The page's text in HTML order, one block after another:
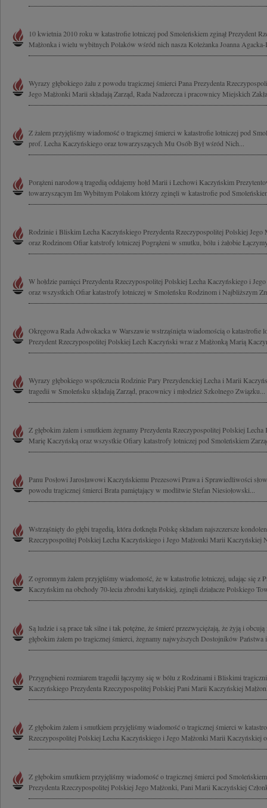
10 kwietnia 2010 roku w katastrofie lotniczej pod Smoleńskiem zginął Prezydent
Małżonka i wielu wybitnych Polaków wśród nich nasza Koleżanka Joanna Agacka-
Wyrazy głębokiego żalu z powodu tragicznej śmierci Pana Prezydenta
Jego Małżonki Marii składają Zarząd, Rada Nadzorcza i pracownicy Miejskich
Z żalem przyjęliśmy wiadomość o tragicznej śmierci w katastrofie lotniczej pod
prof. Lecha Kaczyńskiego oraz towarzyszących Mu Osób Był wśród Nich...
Porążeni narodową tragedią oddajemy hołd Marii i Lechowi Kaczyńskim
towarzyszącym Im Wybitnym Polakom którzy zginęli w katastrofie pod
Rodzinie i Bliskim Lecha Kaczyńskiego Prezydenta Rzeczypospolitej Polskiej
oraz Rodzinom Ofiar katstrofy lotniczej Pogrążeni w smutku, bólu i żałobie
W hołdzie pamięci Prezydenta Rzeczypospolitej Polskiej Lecha Kaczyńskiego i
oraz wszystkich Ofiar katastrofy lotniczej w Smoleńsku Rodzinom i Najbliższym
Okręgowa Rada Adwokacka w Warszawie wstrząśnięta wiadomością o katastrofie
Prezydent Rzeczypospolitej Polskiej Lech Kaczyński wraz z Małżonką Marią
Wyrazy głębokiego współczucia Rodzinie Pary Prezydenckiej Lecha i Marii
tragedii w Smoleńsku składają Zarząd, pracownicy i młodzież Szkolnego Związku...
Z głębokim żalem i smutkiem żegnamy Prezydenta Rzeczypospolitej Polskiej Lecha
Marię Kaczyńską oraz wszystkie Ofiary katastrofy lotniczej pod Smoleńskiem
Panu Posłowi Jarosławowi Kaczyńskiemu Prezesowi Prawa i Sprawiedliwości
powodu tragicznej śmierci Brata pamiętający w modlitwie Stefan Niesiołowski...
Wstrząśnięty do głębi tragedią, która dotknęła Polskę składam najszczersze
Rzeczypospolitej Polskiej Lecha Kaczyńskiego i Jego Małżonki Marii Kaczyńskiej
Z ogromnym żalem przyjęliśmy wiadomość, że w katastrofie lotniczej, udając się z
Kaczyńskim na obchody 70-lecia zbrodni katyńskiej, zginęli działacze Polskiego
Są ludzie i są prace tak silne i tak potężne, że śmierć przezwyciężają, że żyją i
głębokim żalem po tragicznej śmierci, żegnamy najwyższych Dostojników Państwa
Przygnębieni rozmiarem tragedii łączymy się w bólu z Rodzinami i Bliskimi
Kaczyńskiego Prezydenta Rzeczypospolitej Polskiej Pani Marii Kaczyńskiej
Z głębokim żalem i smutkiem przyjęliśmy wiadomość o tragicznej śmierci w
Rzeczypospolitej Polskiej Lecha Kaczyńskiego i Jego Małżonki Marii Kaczyńskiej
Z głębokim smutkiem przyjęliśmy wiadomość o tragicznej śmierci pod
Prezydenta Rzeczypospolitej Polskiej Jego Małżonki, Pani Marii Kaczyńskiej